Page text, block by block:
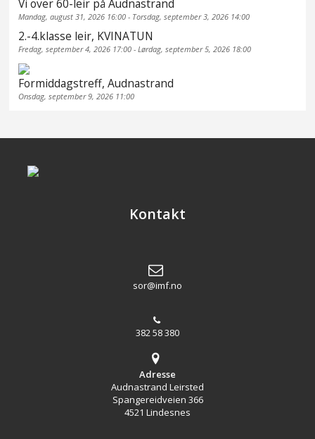
Vi over 60-leir på Audnastrand
Mandag, august 31, 2026 16:00 - Torsdag, september 3, 2026 14:00
2.-4.klasse leir, KVINATUN
Fredag, september 4, 2026 17:00 - Lørdag, september 5, 2026 18:00
Formiddagstreff, Audnastrand
Onsdag, september 9, 2026 11:00
Kontakt
sor@imf.no
382 58 380
Adresse
Audnastrand Leirsted
Spangereidveien 366
4521 Lindesnes